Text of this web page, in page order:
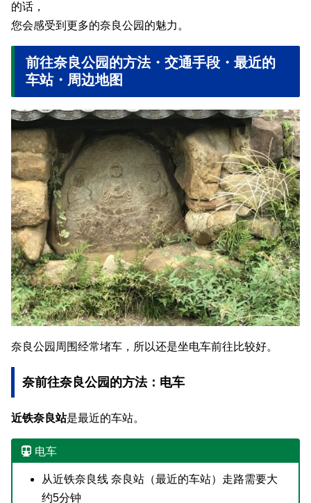
的话，
您会感受到更多的奈良公园的魅力。
前往奈良公园的方法・交通手段・最近的
车站・周边地图
奈良公园周围经常堵车，所以还是坐电车前往比较好。
奈前往奈良公园的方法：电车
近铁奈良站是最近的车站。
电车
从近铁奈良线 奈良站（最近的车站）走路需要大
约5分钟